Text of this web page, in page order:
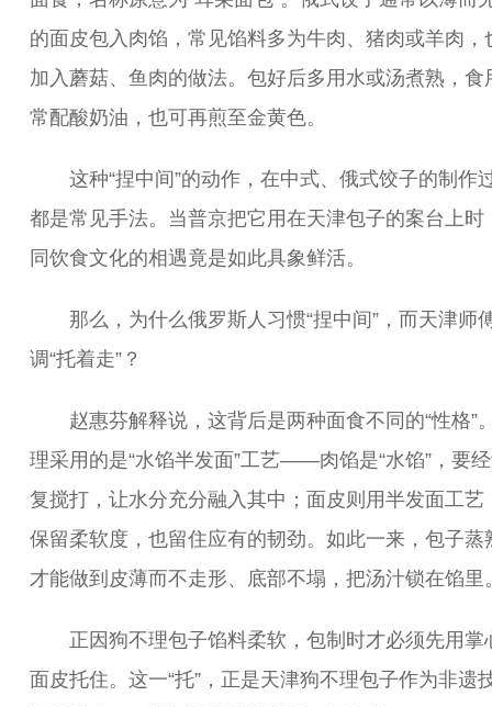
的面皮包入肉馅，常见馅料多为牛肉、猪肉或羊肉，
加入蘑菇、鱼肉的做法。包好后多用水或汤煮熟，食
常配酸奶油，也可再煎至金黄色。
这种“捏中间”的动作，在中式、俄式饺子的制作
都是常见手法。当普京把它用在天津包子的案台上时
同饮食文化的相遇竟是如此具象鲜活。
那么，为什么俄罗斯人习惯“捏中间”，而天津师
调“托着走”？
赵惠芬解释说，这背后是两种面食不同的“性格”
理采用的是“水馅半发面”工艺——肉馅是“水馅”，要
复搅打，让水分充分融入其中；面皮则用半发面工艺
保留柔软度，也留住应有的韧劲。如此一来，包子蒸
才能做到皮薄而不走形、底部不塌，把汤汁锁在馅里
正因狗不理包子馅料柔软，包制时才必须先用掌
面皮托住。这一“托”，正是天津狗不理包子作为非遗